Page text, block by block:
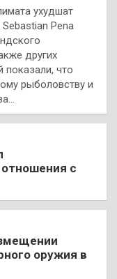
ухудшат
Pena
других
показали, что
рыболовству и
с
оружия в